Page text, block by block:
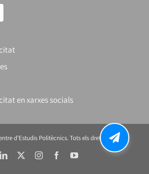
en xarxes socials
d’Estudis Politècnics. Tots els drets reservats.
LinkedIn InstagramFacebookYouTube